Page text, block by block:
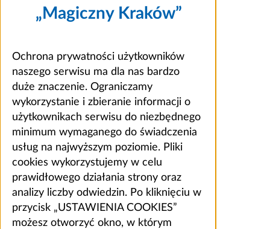
„Magiczny Kraków”
Ochrona prywatności użytkowników
naszego serwisu ma dla nas bardzo
duże znaczenie. Ograniczamy
wykorzystanie i zbieranie informacji o
użytkownikach serwisu do niezbędnego
minimum wymaganego do świadczenia
usług na najwyższym poziomie. Pliki
cookies wykorzystujemy w celu
prawidłowego działania strony oraz
analizy liczby odwiedzin. Po kliknięciu w
przycisk „USTAWIENIA COOKIES”
możesz otworzyć okno, w którym